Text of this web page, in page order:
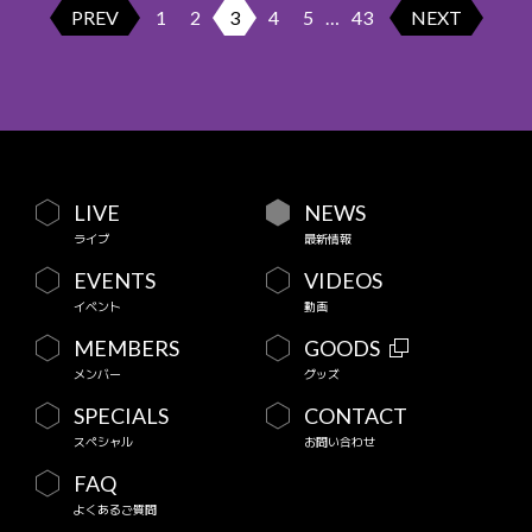
PREV 1 2 3 4 5 … 43 NEXT
LIVE
ライブ
NEWS
最新情報
EVENTS
イベント
VIDEOS
動画
MEMBERS
メンバー
GOODS
グッズ
SPECIALS
スペシャル
CONTACT
お問い合わせ
FAQ
よくあるご質問